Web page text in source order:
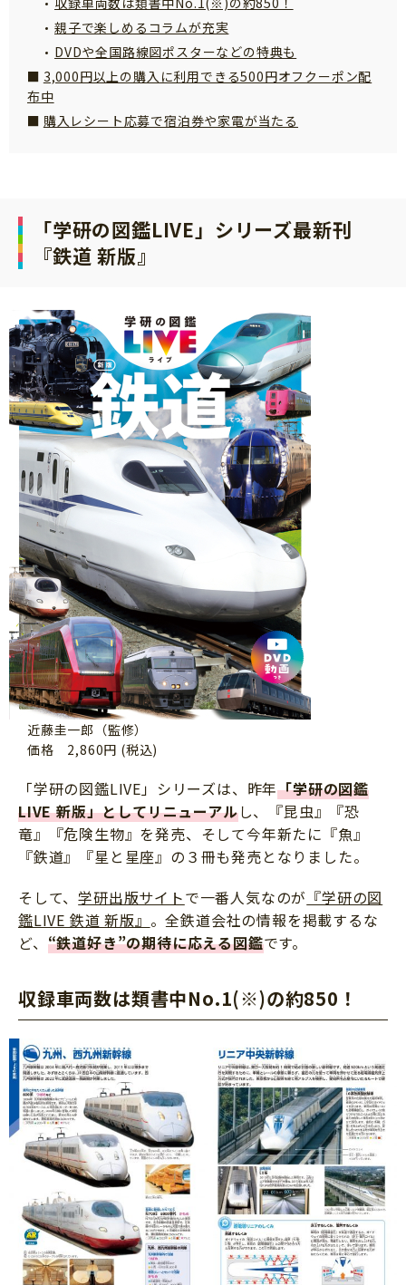
「こそだてまっぷ」とは
サイトのご利⽤にあたって
個⼈情報について
親子で楽しめるコラムが充実
DVDや全国路線図ポスターなどの特典も
3,000円以上の購入に利用できる500円オフクーポン配
布中
購入レシート応募で宿泊券や家電が当たる
「学研の図鑑LIVE」シリーズ最新刊
『鉄道 新版』
近藤圭一郎（監修）
価格 2,860円 (税込)
「学研の図鑑LIVE」シリーズは、昨年「学研の図鑑
LIVE 新版」としてリニューアルし、『昆虫』『恐
竜』『危険生物』を発売、そして今年新たに『魚』
『鉄道』『星と星座』の３冊も発売となりました。
そして、学研出版サイトで一番人気なのが 『学研の図
鑑LIVE 鉄道 新版』 。全鉄道会社の情報を掲載するな
ど、 “鉄道好き”の期待に応える図鑑です。
収録車両数は類書中No.1(※)の約850！